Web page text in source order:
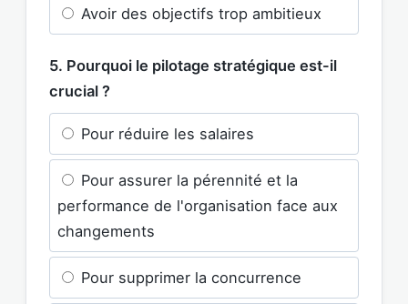
Avoir des objectifs trop ambitieux
5. Pourquoi le pilotage stratégique est-il
crucial ?
Pour réduire les salaires
Pour assurer la pérennité et la
performance de l'organisation face aux
changements
Pour supprimer la concurrence